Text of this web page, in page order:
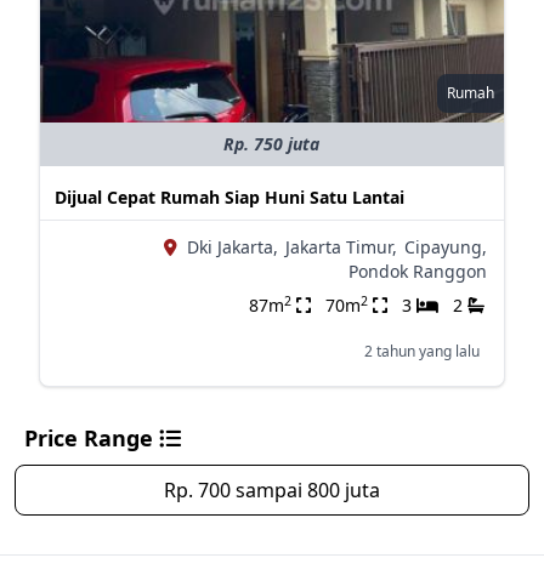
Rumah
Rp. 750 juta
Dijual Cepat Rumah Siap Huni Satu Lantai
Dki Jakarta, Jakarta Timur, Cipayung,
Pondok Ranggon
87m2 70m2 3 2
2 tahun yang lalu
Price Range
Rp. 700 sampai 800 juta